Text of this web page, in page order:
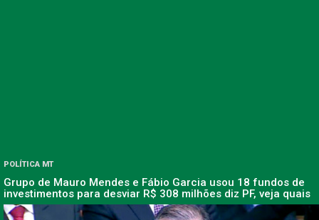
POLÍTICA MT
Grupo de Mauro Mendes e Fábio Garcia usou 18 fundos de
investimentos para desviar R$ 308 milhões diz PF, veja quais